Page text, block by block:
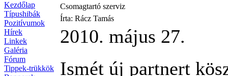
Kezdőlap
Típushibák
Pozitívumok
Hírek
Linkek
Galéria
Fórum
Tippek-trükkök
Csomagtartó szerviz
Írta: Rácz Tamás
2010. május 27.
Ismét új partnert